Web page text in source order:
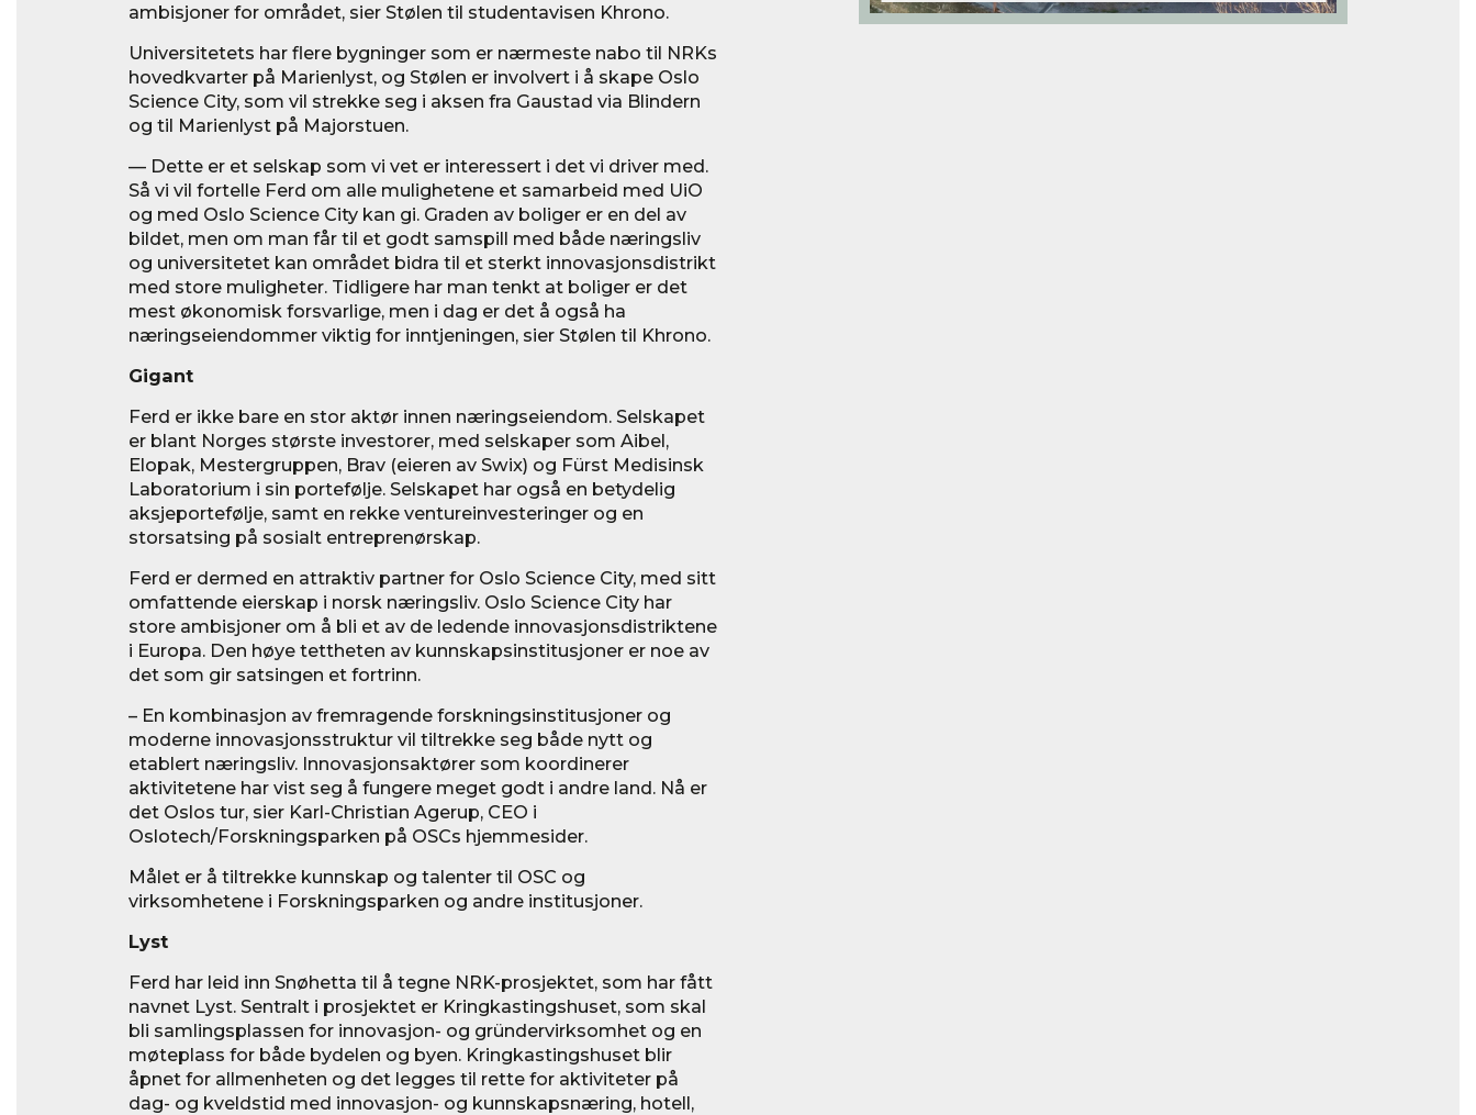
ambisjoner for området, sier Stølen til studentavisen Khrono.
Universitetets har flere bygninger som er nærmeste nabo til NRKs
hovedkvarter på Marienlyst, og Stølen er involvert i å skape Oslo
Science City, som vil strekke seg i aksen fra Gaustad via Blindern
og til Marienlyst på Majorstuen.
— Dette er et selskap som vi vet er interessert i det vi driver med.
Så vi vil fortelle Ferd om alle mulighetene et samarbeid med UiO
og med Oslo Science City kan gi. Graden av boliger er en del av
bildet, men om man får til et godt samspill med både næringsliv
og universitetet kan området bidra til et sterkt innovasjonsdistrikt
med store muligheter. Tidligere har man tenkt at boliger er det
mest økonomisk forsvarlige, men i dag er det å også ha
næringseiendommer viktig for inntjeningen, sier Stølen til Khrono.
Gigant
Ferd er ikke bare en stor aktør innen næringseiendom. Selskapet
er blant Norges største investorer, med selskaper som Aibel,
Elopak, Mestergruppen, Brav (eieren av Swix) og Fürst Medisinsk
Laboratorium i sin portefølje. Selskapet har også en betydelig
aksjeportefølje, samt en rekke ventureinvesteringer og en
storsatsing på sosialt entreprenørskap.
Ferd er dermed en attraktiv partner for Oslo Science City, med sitt
omfattende eierskap i norsk næringsliv. Oslo Science City har
store ambisjoner om å bli et av de ledende innovasjonsdistriktene
i Europa. Den høye tettheten av kunnskapsinstitusjoner er noe av
det som gir satsingen et fortrinn.
– En kombinasjon av fremragende forskningsinstitusjoner og
moderne innovasjonsstruktur vil tiltrekke seg både nytt og
etablert næringsliv. Innovasjonsaktører som koordinerer
aktivitetene har vist seg å fungere meget godt i andre land. Nå er
det Oslos tur, sier Karl-Christian Agerup, CEO i
Oslotech/Forskningsparken på OSCs hjemmesider.
Målet er å tiltrekke kunnskap og talenter til OSC og
virksomhetene i Forskningsparken og andre institusjoner.
Lyst
Ferd har leid inn Snøhetta til å tegne NRK-prosjektet, som har fått
navnet Lyst. Sentralt i prosjektet er Kringkastingshuset, som skal
bli samlingsplassen for innovasjon- og gründervirksomhet og en
møteplass for både bydelen og byen. Kringkastingshuset blir
åpnet for allmenheten og det legges til rette for aktiviteter på
dag- og kveldstid med innovasjon- og kunnskapsnæring, hotell,